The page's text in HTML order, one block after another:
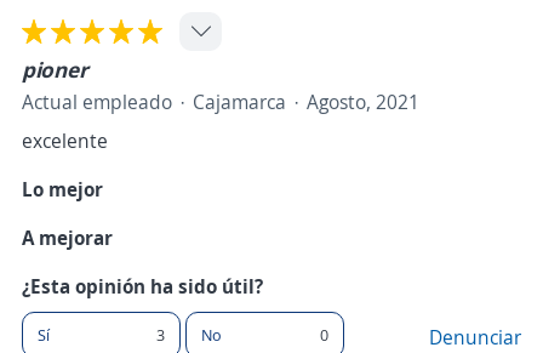
pioner
Actual empleado Cajamarca
Agosto, 2021
excelente
Lo mejor
A mejorar
¿Esta opinión ha sido útil?
Sí 3 No 0 Denunciar